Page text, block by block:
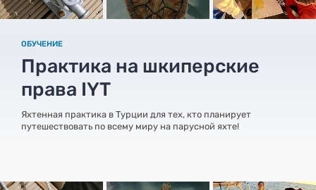
ОБУЧЕНИЕ
Практика на шкиперские
права IYT
Яхтенная практика в Турции для тех, кто планирует
путешествовать по всему миру на парусной яхте!